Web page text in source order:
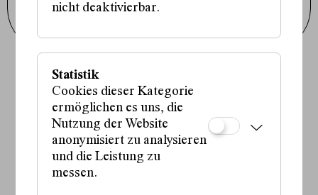
Newsletter abonnieren
Fördergeber:innen:
Partner:in:
nicht deaktivierbar.
Statistik
Cookies dieser Kategorie
ermöglichen es uns, die
Nutzung der Website
anonymisiert zu analysieren
und die Leistung zu
messen.